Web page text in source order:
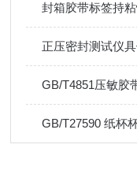
封箱胶带标签持
正压密封测试仪
GB/T4851压敏胶
GB/T27590 纸杯